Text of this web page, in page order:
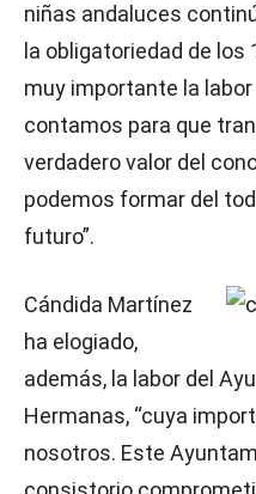
niñas andaluces
la obligatoriedad de los
muy importante la
contamos para que
verdadero valor del
podemos formar del
futuro”.
Cándida Martínez
ha elogiado,
además, la labor del
Hermanas, “cuya
nosotros. Este